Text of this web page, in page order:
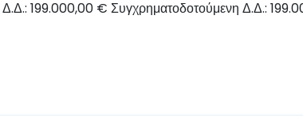
199.000,00 € Συγχρηματοδοτούμενη Δ.Δ.: